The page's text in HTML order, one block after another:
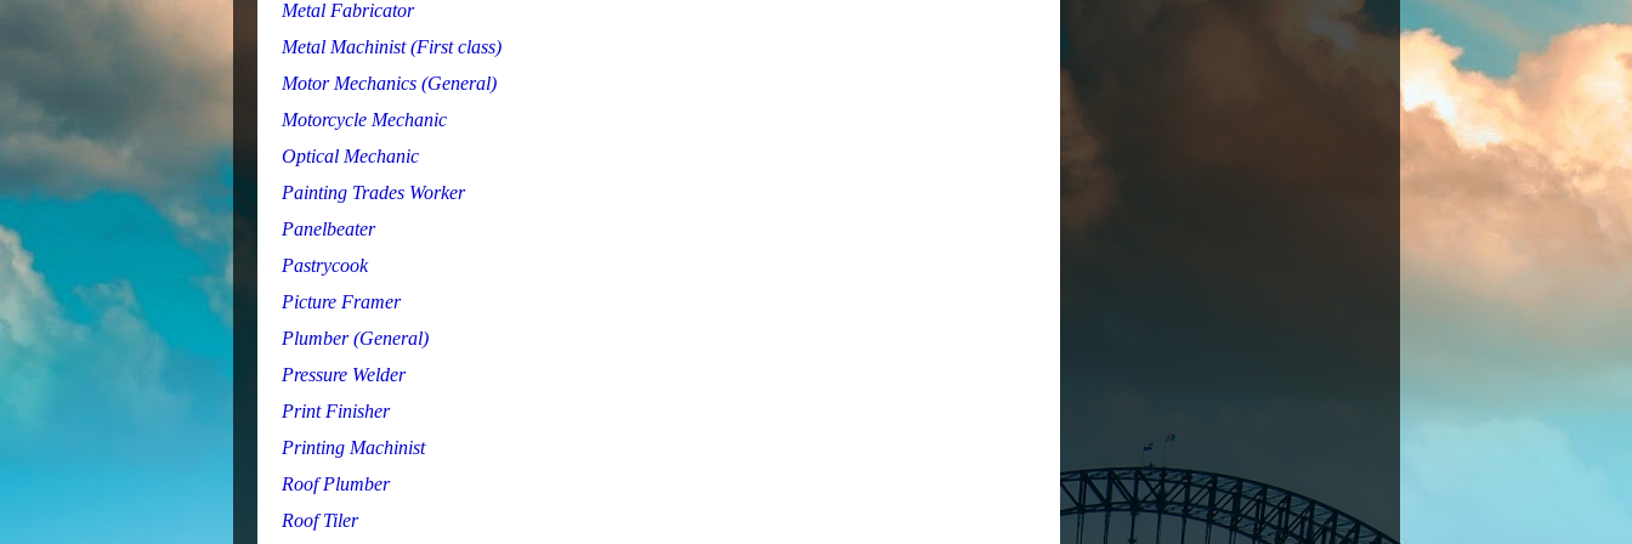
Metal Fabricator
Metal Machinist (First class)
Motor Mechanics (General)
Motorcycle Mechanic
Optical Mechanic
Painting Trades Worker
Panelbeater
Pastrycook
Picture Framer
Plumber (General)
Pressure Welder
Print Finisher
Printing Machinist
Roof Plumber
Roof Tiler